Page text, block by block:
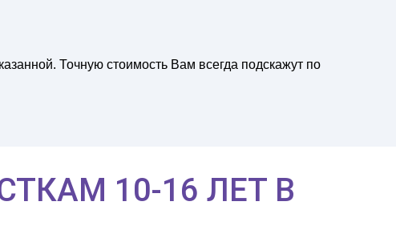
Точную стоимость Вам всегда подскажут по
10-16 ЛЕТ В